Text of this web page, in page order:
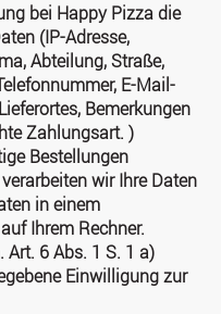
bei Happy Pizza die
(IP-Adresse,
Abteilung, Straße,
E-Mail-
Bemerkungen
Zahlungsart. )
Bestellungen
wir Ihre Daten
in einem
Ihrem Rechner.
6 Abs. 1 S. 1 a)
Einwilligung zur